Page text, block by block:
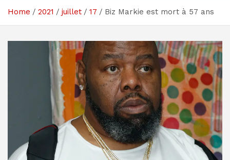
Home 2021 juillet 17 Biz Markie est mort à 57 ans